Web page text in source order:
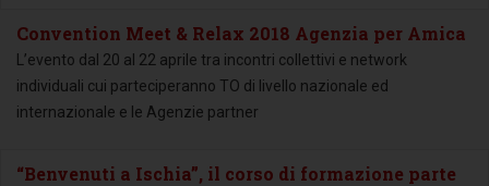
Convention Meet & Relax 2018 Agenzia per Amica
L’evento dal 20 al 22 aprile tra incontri collettivi e network
individuali cui parteciperanno TO di livello nazionale ed
internazionale e le Agenzie partner
“Benvenuti a Ischia”, il corso di formazione parte